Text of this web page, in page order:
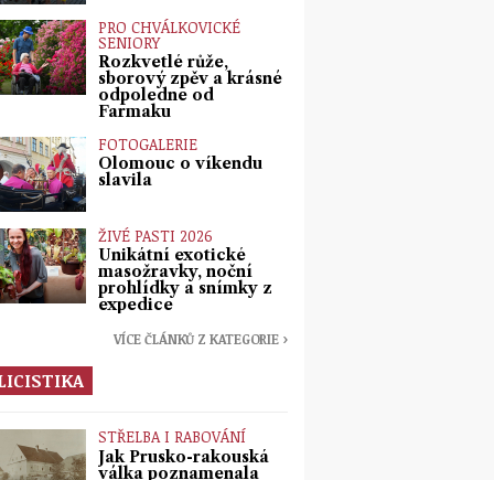
PRO CHVÁLKOVICKÉ
SENIORY
Rozkvetlé růže,
sborový zpěv a krásné
odpoledne od
Farmaku
FOTOGALERIE
Olomouc o víkendu
slavila
ŽIVÉ PASTI 2026
Unikátní exotické
masožravky, noční
prohlídky a snímky z
expedice
VÍCE ČLÁNKŮ Z KATEGORIE ›
STŘELBA I RABOVÁNÍ
Jak Prusko-rakouská
válka poznamenala